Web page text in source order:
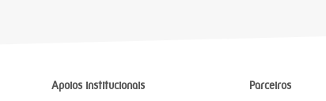
Apoios institucionais Parceiros